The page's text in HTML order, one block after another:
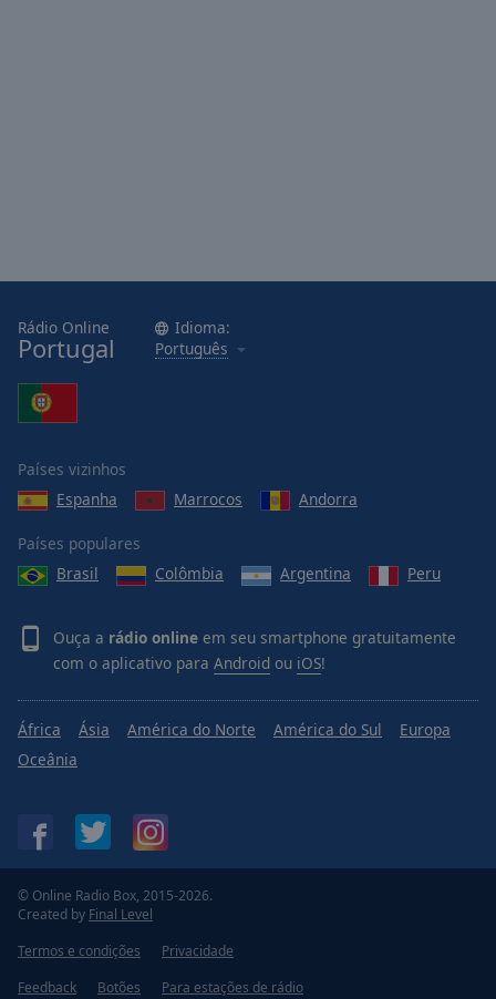
Rádio Online
Portugal
Idioma:
Português
Países vizinhos
Espanha
Marrocos Andorra
Países populares
Brasil
Colômbia Argentina Peru
Ouça a rádio online em seu smartphone gratuitamente
com o aplicativo para Android ou iOS!
África Ásia América do Norte América do Sul
Europa
Oceânia
© Online Radio Box, 2015-2026.
Created by Final Level
Termos e condições
Privacidade
Feedback
Botões Para estações de rádio